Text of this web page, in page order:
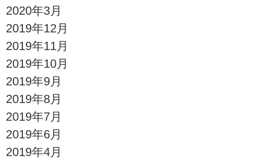
2020年3月
2019年12月
2019年11月
2019年10月
2019年9月
2019年8月
2019年7月
2019年6月
2019年4月